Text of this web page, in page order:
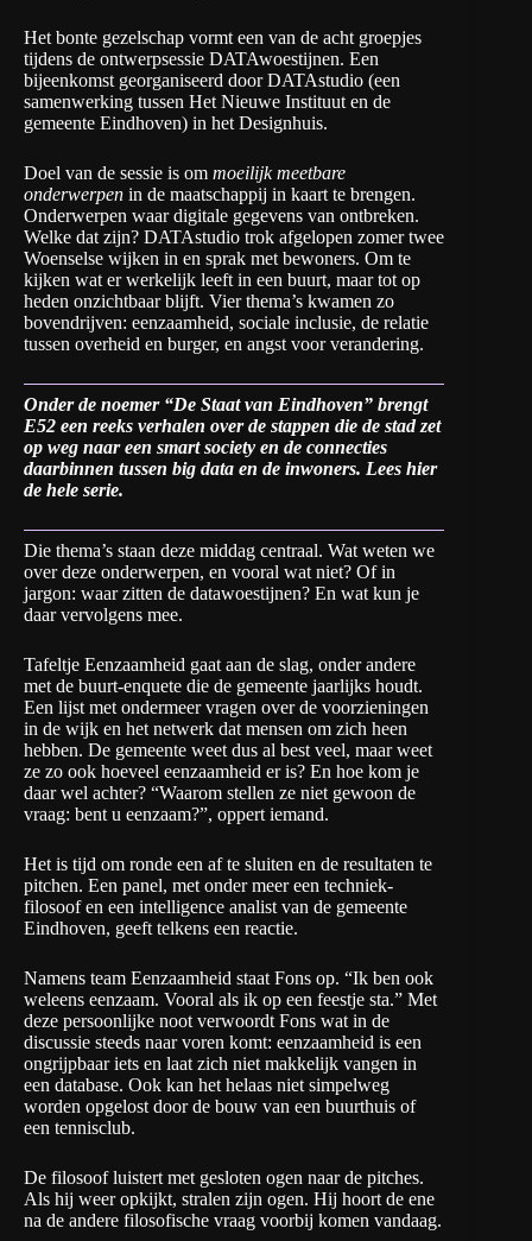
Het bonte gezelschap vormt een van de acht groepjes
tijdens de ontwerpsessie DATAwoestijnen. Een
bijeenkomst georganiseerd doorDATAstudio (een
samenwerking tussen Het Nieuwe Instituut en de
gemeente Eindhoven) in het Designhuis.
Doel van de sessie is om moeilijk meetbare
onderwerpen in de maatschappij in kaart te brengen.
Onderwerpen waar digitale gegevens van ontbreken.
Welke dat zijn? DATAstudio trok afgelopen zomer twee
Woenselse wijken in en sprak met bewoners. Om te
kijken wat er werkelijk leeft in een buurt, maar tot op
heden onzichtbaar blijft. Vier thema’s kwamen zo
bovendrijven: eenzaamheid, sociale inclusie, de relatie
tussen overheid en burger, en angst voor verandering.
Onder de noemer “De Staat van Eindhoven” brengt
E52 een reeks verhalen over de stappen die de stad zet
op weg naar een smart society en de connecties
daarbinnen tussen big data en de inwoners. Lees hier
de hele serie.
Die thema’s staan deze middag centraal. Wat weten we
over deze onderwerpen, en vooral wat niet? Of in
jargon: waar zitten de datawoestijnen? En wat kun je
daar vervolgens mee.
Tafeltje Eenzaamheid gaat aan de slag, onder andere
met de buurt-enquete die de gemeente jaarlijks houdt.
Een lijst met ondermeer vragen over de voorzieningen
in de wijk en het netwerk dat mensen om zich heen
hebben. De gemeente weet dus al best veel, maar weet
ze zo ook hoeveel eenzaamheid er is? En hoe kom je
daar wel achter? “Waarom stellen ze niet gewoon de
vraag: bent u eenzaam?”, oppert iemand.
Het is tijd om ronde een af te sluiten en de resultaten te
pitchen. Een panel, met onder meer een techniek-
filosoof en een intelligence analist van de gemeente
Eindhoven, geeft telkens een reactie.
Namens team Eenzaamheid staat Fons op. “Ik ben ook
weleens eenzaam. Vooral als ik op een feestje sta.” Met
deze persoonlijke noot verwoordt Fons wat in de
discussie steeds naar voren komt: eenzaamheid is een
ongrijpbaar iets en laat zich niet makkelijk vangen in
een database. Ook kan het helaas niet simpelweg
worden opgelost door de bouw van een buurthuis of
een tennisclub.
De filosoof luistert met gesloten ogen naar de pitches.
Als hij weer opkijkt, stralen zijn ogen. Hij hoort de ene
na de andere filosofische vraag voorbij komen vandaag.